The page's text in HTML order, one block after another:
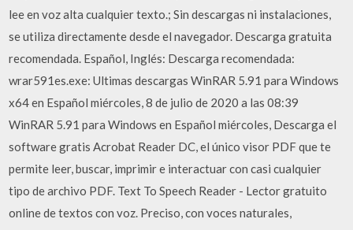
lee en voz alta cualquier texto.; Sin descargas ni instalaciones,
se utiliza directamente desde el navegador. Descarga gratuita
recomendada. Español, Inglés: Descarga recomendada:
wrar591es.exe: Ultimas descargas WinRAR 5.91 para Windows
x64 en Español miércoles, 8 de julio de 2020 a las 08:39
WinRAR 5.91 para Windows en Español miércoles, Descarga el
software gratis Acrobat Reader DC, el único visor PDF que te
permite leer, buscar, imprimir e interactuar con casi cualquier
tipo de archivo PDF. Text To Speech Reader - Lector gratuito
online de textos con voz. Preciso, con voces naturales,